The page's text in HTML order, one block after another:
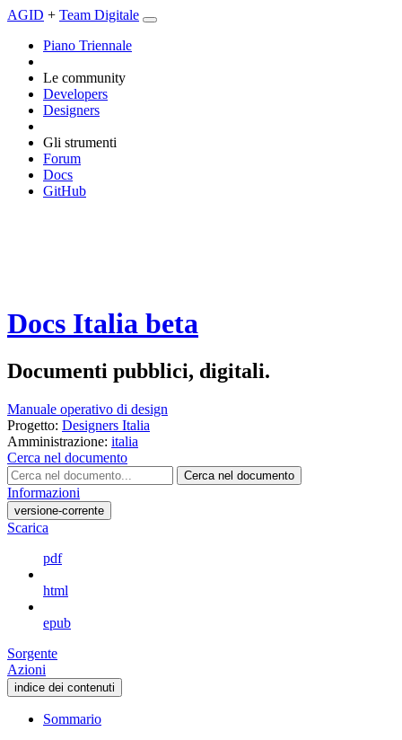
AGID + Team Digitale
Piano Triennale
Le community
Developers
Designers
Gli strumenti
Forum
Docs
GitHub
Docs Italia beta
Documenti pubblici, digitali.
Manuale operativo di design
Progetto: Designers Italia
Amministrazione: italia
Cerca nel documento
Cerca nel documento
Informazioni
versione-corrente
Scarica
pdf
html
epub
Sorgente
Azioni
indice dei contenuti
Sommario